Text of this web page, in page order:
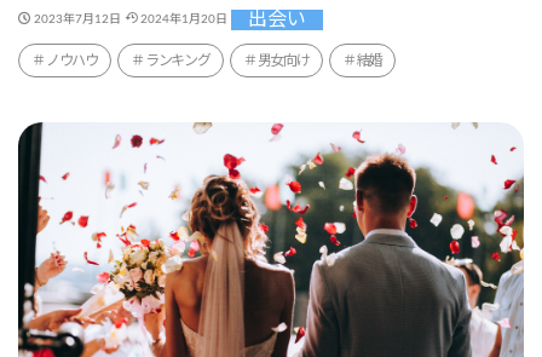
2023年7月12日 2024年1月20日 出会い
ノウハウ ランキング 男女向け 結婚